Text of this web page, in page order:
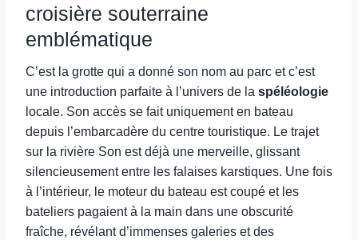
croisière souterraine
emblématique
C’est la grotte qui a donné son nom au parc et c’est
une introduction parfaite à l’univers de la spéléologie
locale. Son accès se fait uniquement en bateau
depuis l’embarcadère du centre touristique. Le trajet
sur la rivière Son est déjà une merveille, glissant
silencieusement entre les falaises karstiques. Une fois
à l’intérieur, le moteur du bateau est coupé et les
bateliers pagaient à la main dans une obscurité
fraîche, révélant d’immenses galeries et des